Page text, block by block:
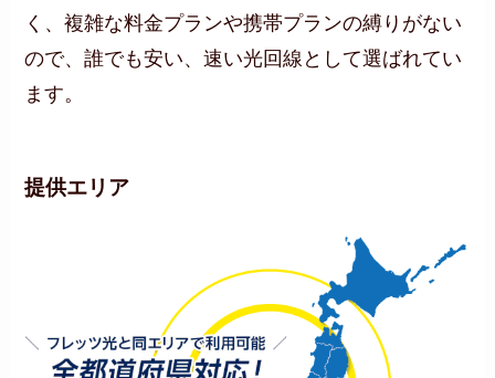
く、複雑な料金プランや携帯プランの縛りがない
ので、誰でも安い、速い光回線として選ばれてい
ます。
提供エリア